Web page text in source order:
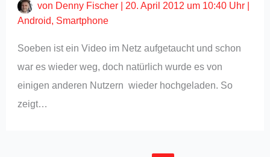
von Denny Fischer 20. April 2012 um 10:40 Uhr
Android, Smartphone
Soeben ist ein Video im Netz aufgetaucht und schon
war es wieder weg, doch natürlich wurde es von
einigen anderen Nutzern wieder hochgeladen. So
zeigt…